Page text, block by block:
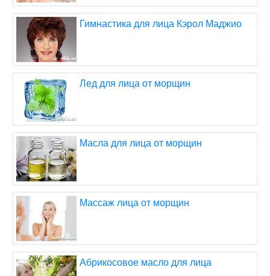
Гимнастика для лица Кэрол Маджио
Лед для лица от морщин
Масла для лица от морщин
Массаж лица от морщин
Абрикосовое масло для лица